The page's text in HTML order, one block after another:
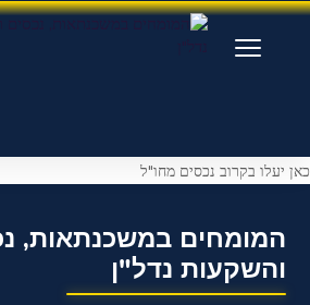
המומחים
והשקעות
נדל"ן
×
כאן יעלו בקרוב נכסים מחו"ל
המומחים במשכנתאות,
והשקעות נדל"ן